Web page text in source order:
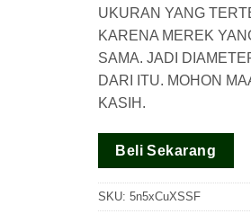
UKURAN YANG
KARENA MEREK
SAMA. JADI
DARI ITU. MOHON
KASIH.
Beli Sekarang
SKU: 5n5xCuXSSF